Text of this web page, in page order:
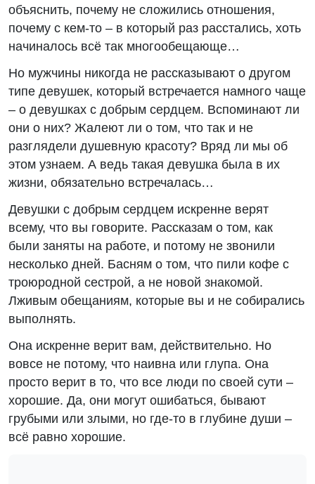
объяснить, почему не сложились отношения,
почему с кем-то – в который раз расстались, хоть
начиналось всё так многообещающе…
Но мужчины никогда не рассказывают о другом
типе девушек, который встречается намного чаще
– о девушках с добрым сердцем. Вспоминают ли
они о них? Жалеют ли о том, что так и не
разглядели душевную красоту? Вряд ли мы об
этом узнаем. А ведь такая девушка была в их
жизни, обязательно встречалась…
Девушки с добрым сердцем искренне верят
всему, что вы говорите. Рассказам о том, как
были заняты на работе, и потому не звонили
несколько дней. Басням о том, что пили кофе с
троюродной сестрой, а не новой знакомой.
Лживым обещаниям, которые вы и не собирались
выполнять.
Она искренне верит вам, действительно. Но
вовсе не потому, что наивна или глупа. Она
просто верит в то, что все люди по своей сути –
хорошие. Да, они могут ошибаться, бывают
грубыми или злыми, но где-то в глубине души –
всё равно хорошие.